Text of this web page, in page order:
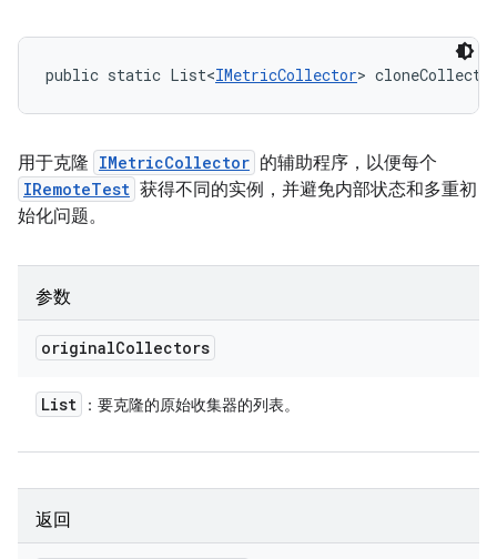
public static List<IMetricCollector>
用于克隆 IMetricCollector 的辅助程序，以便每个
IRemoteTest 获得不同的实例，并避免内部状态和多重初
始化问题。
参数
originalCollectors
List ：要克隆的原始收集器的列表。
返回